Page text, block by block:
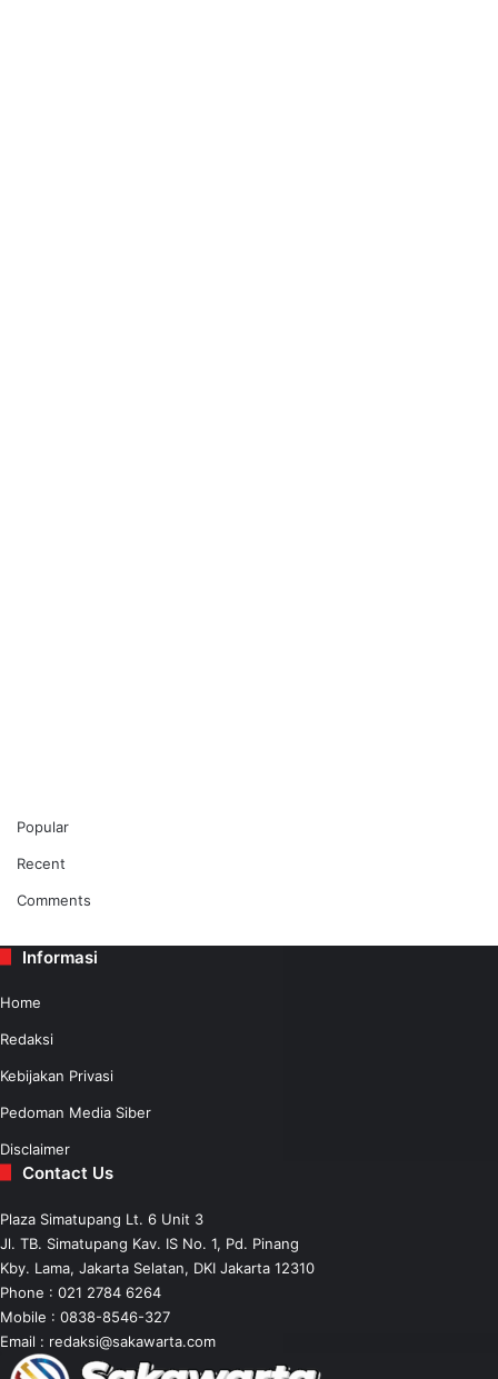
Popular
Recent
Comments
Informasi
Home
Redaksi
Kebijakan Privasi
Pedoman Media Siber
Disclaimer
Contact Us
Plaza Simatupang Lt. 6 Unit 3
Jl. TB. Simatupang Kav. IS No. 1, Pd. Pinang
Kby. Lama, Jakarta Selatan, DKI Jakarta 12310
Phone : 021 2784 6264
Mobile : 0838-8546-327
Email : redaksi@sakawarta.com